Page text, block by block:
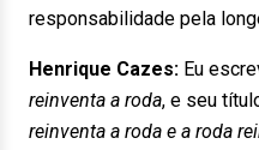
responsabilidade pela
Henrique Cazes: Eu
reinventa a roda, e seu
reinventa a roda e a roda